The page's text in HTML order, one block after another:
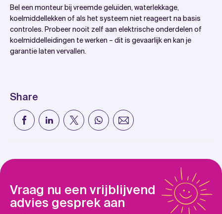
Bel een monteur bij vreemde geluiden, waterlekkage,
koelmiddellekken of als het systeem niet reageert na basis
controles. Probeer nooit zelf aan elektrische onderdelen of
koelmiddelleidingen te werken – dit is gevaarlijk en kan je
garantie laten vervallen.
Share
Vraag nu een vrijblijvend
advies gesprek aan